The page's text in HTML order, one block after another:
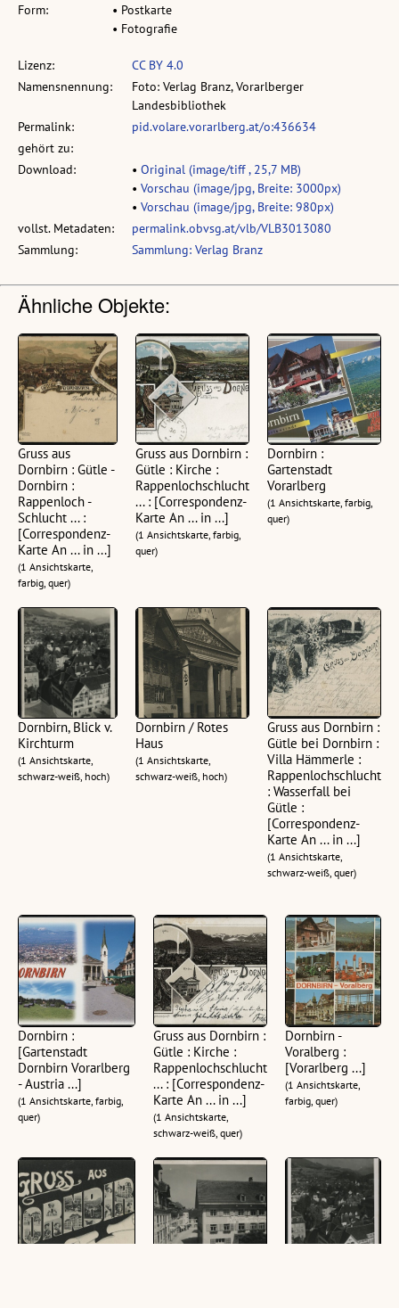
Form:
• Postkarte
• Fotografie
Lizenz:
CC BY 4.0
Namensnennung:
Foto: Verlag Branz, Vorarlberger
Landesbibliothek
Permalink:
pid.volare.vorarlberg.at/o:436634
gehört zu:
Download:
• Original (image/tiff , 25,7 MB)
• Vorschau (image/jpg, Breite: 3000px)
• Vorschau (image/jpg, Breite: 980px)
vollst. Metadaten:
permalink.obvsg.at/vlb/VLB3013080
Sammlung:
Sammlung: Verlag Branz
Ähnliche Objekte:
Gruss aus
Dornbirn : Gütle -
Dornbirn :
Rappenloch -
Schlucht ... :
[Correspondenz-
Karte An ... in ...]
(1 Ansichtskarte,
farbig, quer)
Gruss aus Dornbirn :
Gütle : Kirche :
Rappenlochschlucht
... : [Correspondenz-
Karte An ... in ...]
(1 Ansichtskarte, farbig,
quer)
Dornbirn :
Gartenstadt
Vorarlberg
(1 Ansichtskarte, farbig,
quer)
Dornbirn, Blick v.
Kirchturm
(1 Ansichtskarte,
schwarz-weiß, hoch)
Dornbirn / Rotes
Haus
(1 Ansichtskarte,
schwarz-weiß, hoch)
Gruss aus Dornbirn :
Gütle bei Dornbirn :
Villa Hämmerle :
Rappenlochschlucht
: Wasserfall bei
Gütle :
[Correspondenz-
Karte An ... in ...]
(1 Ansichtskarte,
schwarz-weiß, quer)
Dornbirn :
[Gartenstadt
Dornbirn Vorarlberg
- Austria ...]
(1 Ansichtskarte, farbig,
quer)
Gruss aus Dornbirn :
Gütle : Kirche :
Rappenlochschlucht
... : [Correspondenz-
Karte An ... in ...]
(1 Ansichtskarte,
schwarz-weiß, quer)
Dornbirn -
Voralberg :
[Vorarlberg ...]
(1 Ansichtskarte,
farbig, quer)